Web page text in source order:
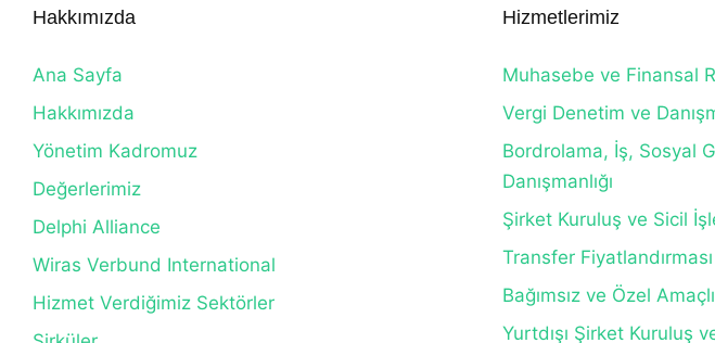
Hakkımızda
Ana Sayfa
Hakkımızda
Yönetim Kadromuz
Değerlerimiz
Delphi Alliance
Wiras Verbund International
Hizmet Verdiğimiz Sektörler
Hizmetlerimiz
Muhasebe ve Finansal
Vergi Denetim ve
Bordrolama, İş, Sosyal
Danışmanlığı
Şirket Kuruluş ve Sicil
Transfer
Bağımsız ve Özel
Yurtdışı Şirket Kuruluş